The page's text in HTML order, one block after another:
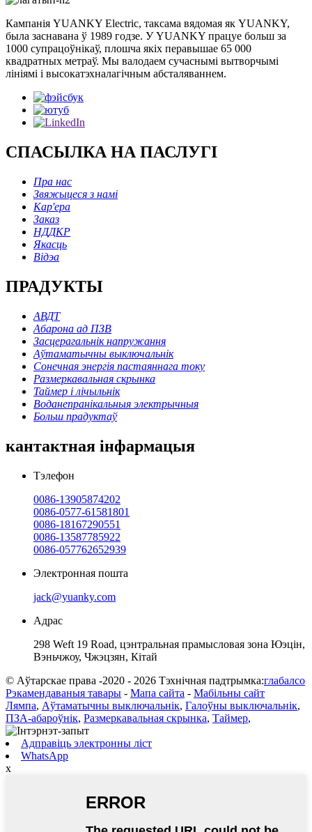
Кампанія YUANKY Electric, таксама вядомая як YUANKY,
была заснавана ў 1989 годзе. У YUANKY працуе больш за
1000 супрацоўнікаў, плошча якіх перавышае 65 000
квадратных метраў. Мы валодаем сучаснымі вытворчымі
лініямі і высокатэхналагічным абсталяваннем.
СПАСЫЛКА НА ПАСЛУГІ
Пра нас
Звяжыцеся з намі
Кар'ера
Заказ
НДДКР
Якасць
Відэа
ПРАДУКТЫ
АВДТ
Абарона ад ПЗВ
Засцерагальнік напружання
Аўтаматычны выключальнік
Сонечная энергія пастаяннага току
Размеркавальная скрынка
Таймер і лічыльнік
Воданепранікальныя электрычныя
Больш прадуктаў
кантактная інфармацыя
Тэлефон
0086-13905874202
0086-0577-61581801
0086-18167290551
0086-13587785922
0086-057762652939
Электронная пошта
jack@yuanky.com
Адрас
298 Weft 19 Road, цэнтральная прамысловая зона Юэцін,
Вэньчжоу, Чжэцзян, Кітай
© Аўтарскае права -2020 - 2026 Тэхнічная падтрымка:глабалсо
Рэкамендаваныя тавары - Мапа сайта - Мабільны сайт
Лямпа, Аўтаматычны выключальнік, Галоўны выключальнік,
ПЗА-абароўнік, Размеркавальная скрынка, Таймер,
Адправіць электронны ліст
WhatsApp
x